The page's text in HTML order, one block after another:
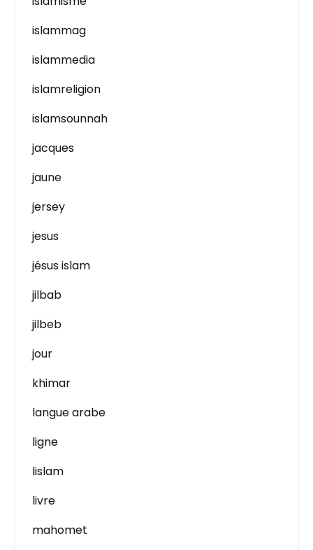
islammag
islammedia
islamreligion
islamsounnah
jacques
jaune
jersey
jesus
jésus islam
jilbab
jilbeb
jour
khimar
langue arabe
ligne
lislam
livre
mahomet